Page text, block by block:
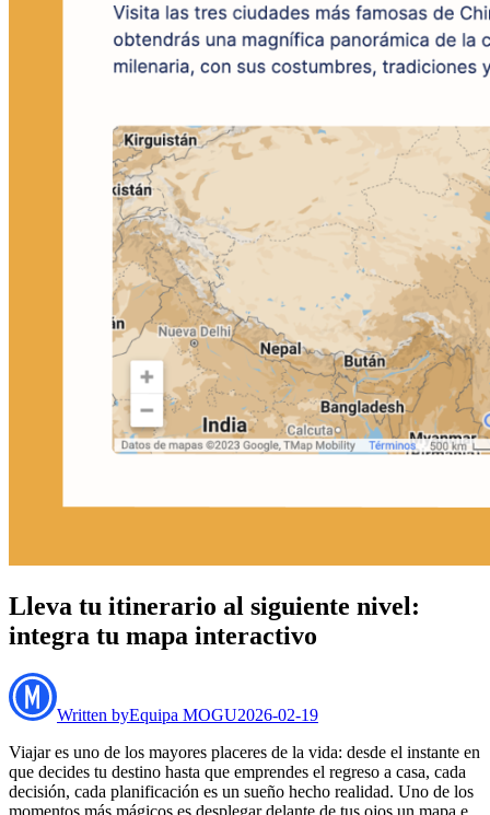
Lleva tu itinerario al siguiente nivel:
integra tu mapa interactivo
Written byEquipa MOGU2026-02-19
Viajar es uno de los mayores placeres de la vida: desde el instante en
que decides tu destino hasta que emprendes el regreso a casa, cada
decisión, cada planificación es un sueño hecho realidad. Uno de los
momentos más mágicos es desplegar delante de tus ojos un mapa e